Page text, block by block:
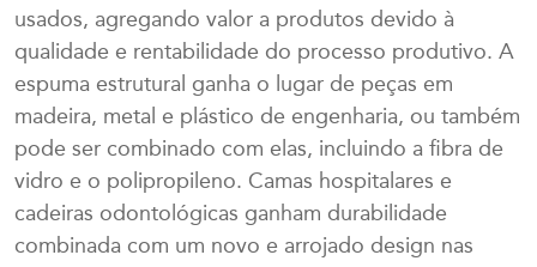
usados, agregando valor a produtos devido à
qualidade e rentabilidade do processo produtivo. A
espuma estrutural ganha o lugar de peças em
madeira, metal e plástico de engenharia, ou também
pode ser combinado com elas, incluindo a fibra de
vidro e o polipropileno. Camas hospitalares e
cadeiras odontológicas ganham durabilidade
combinada com um novo e arrojado design nas